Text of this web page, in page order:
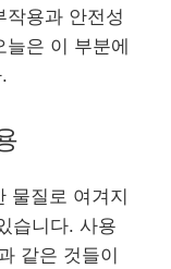
작용과 안전성
은 이 부분에
물질로 여겨지
습니다. 사용
같은 것들이